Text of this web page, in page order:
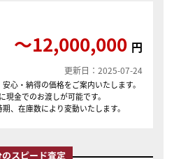
〜12,000,000 円
更新日：2025-07-24
心・納得の価格をご案内いたします。
現金でのお渡しが可能です。
、在庫数により変動いたします。